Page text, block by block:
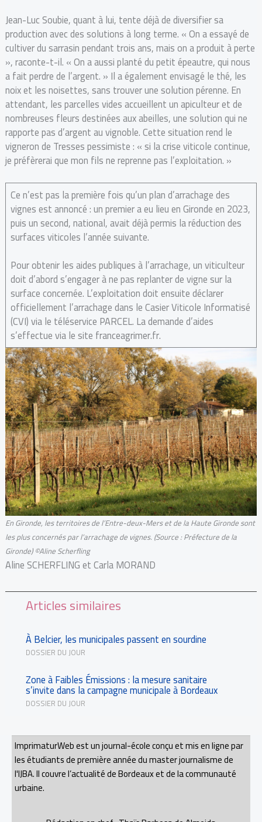
Jean-Luc Soubie, quant à lui, tente déjà de diversifier sa
production avec des solutions à long terme. « On a essayé de
cultiver du sarrasin pendant trois ans, mais on a produit à perte
», raconte-t-il. « On a aussi planté du petit épeautre, qui nous
a fait perdre de l’argent. » Il a également envisagé le thé, les
noix et les noisettes, sans trouver une solution pérenne. En
attendant, les parcelles vides accueillent un apiculteur et de
nombreuses fleurs destinées aux abeilles, une solution qui ne
rapporte pas d’argent au vignoble. Cette situation rend le
vigneron de Tresses pessimiste : « si la crise viticole continue,
je préfèrerai que mon fils ne reprenne pas l’exploitation. »
Ce n’est pas la première fois qu’un plan d’arrachage des
vignes est annoncé : un premier a eu lieu en Gironde en 2023,
puis un second, national, avait déjà permis la réduction des
surfaces viticoles l’année suivante.
Pour obtenir les aides publiques à l’arrachage, un viticulteur
doit d’abord s’engager à ne pas replanter de vigne sur la
surface concernée. L’exploitation doit ensuite déclarer
officiellement l’arrachage dans le Casier Viticole Informatisé
(CVI) via le téléservice PARCEL. La demande d’aides
s’effectue via le site franceagrimer.fr.
En Gironde, les territoires de l’Entre-deux-Mers et de la Haute Gironde sont
les plus concernés par l’arrachage de vignes. (Source : Préfecture de la
Gironde) ©Aline Scherfling
Aline SCHERFLING et Carla MORAND
Articles similaires
À Belcier, les municipales passent en sourdine
DOSSIER DU JOUR
Zone à Faibles Émissions : la mesure sanitaire
s’invite dans la campagne municipale à Bordeaux
DOSSIER DU JOUR
ImprimaturWeb est un journal-école conçu et mis en ligne par
les étudiants de première année du master journalisme de
l'IJBA. Il couvre l’actualité de Bordeaux et de la communauté
urbaine.